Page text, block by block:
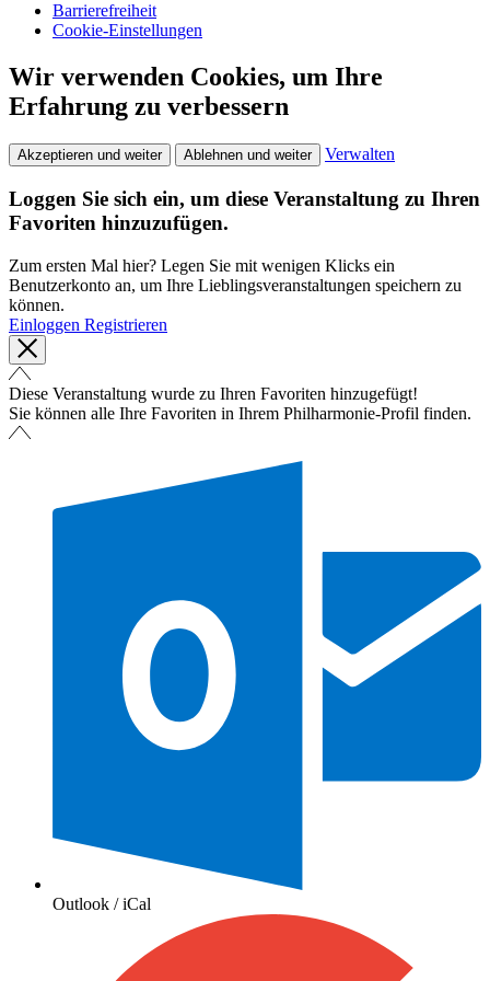
Barrierefreiheit
Cookie-Einstellungen
Wir verwenden Cookies, um Ihre
Erfahrung zu verbessern
Akzeptieren und weiter Ablehnen und weiter Verwalten
Loggen Sie sich ein, um diese Veranstaltung zu Ihren
Favoriten hinzuzufügen.
Zum ersten Mal hier? Legen Sie mit wenigen Klicks ein
Benutzerkonto an, um Ihre Lieblingsveranstaltungen speichern zu
können.
Einloggen Registrieren
Diese Veranstaltung wurde zu Ihren Favoriten hinzugefügt!
Sie können alle Ihre Favoriten in Ihrem Philharmonie-Profil finden.
Outlook / iCal